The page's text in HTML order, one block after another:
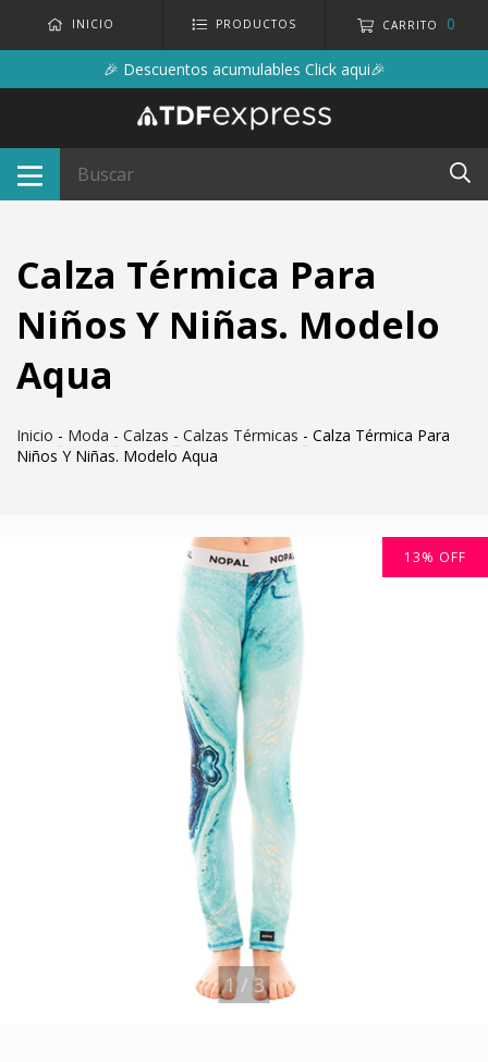
INICIO PRODUCTOS CARRITO 0
🎉 Descuentos acumulables Click aqui🎉
Calza Térmica Para
Niños Y Niñas. Modelo
Aqua
Inicio - Moda - Calzas - Calzas Térmicas - Calza Térmica Para
Niños Y Niñas. Modelo Aqua
13% OFF
1/3